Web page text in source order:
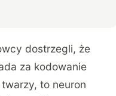
dostrzegli, że
za kodowanie
to neuron